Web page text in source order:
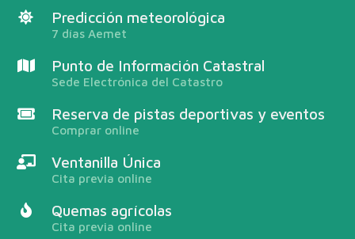
Predicción meteorológica
7 días Aemet
Punto de Información Catastral
Sede Electrónica del Catastro
Reserva de pistas deportivas y eventos
Comprar online
Ventanilla Única
Cita previa online
Quemas agrícolas
Cita previa online